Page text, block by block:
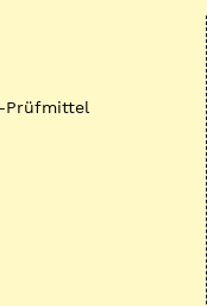
Prüfmittel